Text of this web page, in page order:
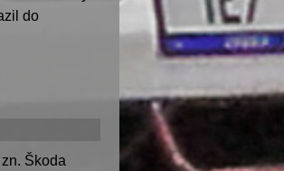
do
Škoda